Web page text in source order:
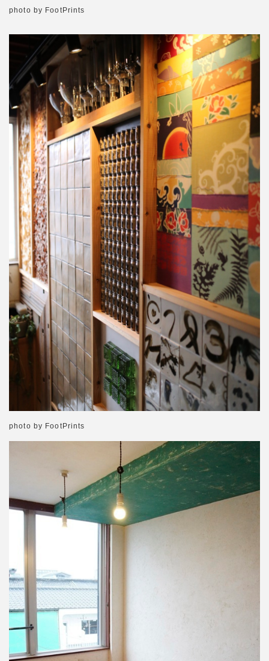
photo by FootPrints
photo by FootPrints